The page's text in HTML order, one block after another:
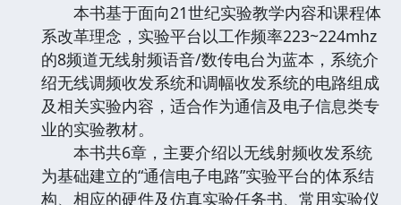
本书基于面向21世纪实验教学内容和课程体
系改革理念，实验平台以工作频率223~224mhz
的8频道无线射频语音/数传电台为蓝本，系统介
绍无线调频收发系统和调幅收发系统的电路组成
及相关实验内容，适合作为通信及电子信息类专
业的实验教材。
本书共6章，主要介绍以无线射频收发系统
为基础建立的“通信电子电路”实验平台的体系结
构、相应的硬件及仿真实验任务书、常用实验仪